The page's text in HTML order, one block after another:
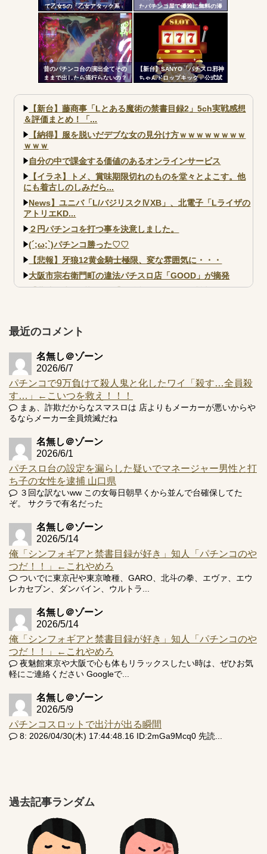
て乙女5の「乙女アタック系」
「繚乱の刻系」の連続演出信頼
度が公開される！みんなの体感
と比べてどうよ？
たパチンコ屋で優雅に無料の漫
画を楽しむｗｗｗｗ
昔のパチンコ台の演出全てその
ままで出したら流行らないの？
【新台】SANYO「パチスロ邪神
ちゃんドロップキック」公式試
いなｗｗｗ
【新台】藤商事「Lとある魔術の禁書目録2」5ch実戦感想
＆評価まとめ！「...
【納得】服を脱いだデブな女の見分け方ｗｗｗｗｗｗｗｗ
ｗｗｗ
自分の中で課金する価値のあるオンラインサービス
【イラネ】トメ、賞味期限切れのものを堂々とよこす。他
にも着古しのしみだら...
News】ユニバ「L/バジリスクⅣXB」、北電子「Lライザの
アトリエKD...
２円パチンコを打つ事を決意しました。
(´;ω;`)パチンコ勝った♡♡
【悲報】牙狼12黄金騎士極限、変な雰囲気に・・・
大阪市宗右衛門町の違法パチスロ店「GOOD」が摘発
プ報告あり！弱予告...
井の軽い絆？
Powered by livedoor 相互RSS
最近のコメント
名無し＠ゾーン
2026/6/7
パチンコで9万負けて殺人鬼と化したワイ「殺す…全員殺
す…」←こいつを救え！！！
まぁ、詐欺だからなスマスロは 店よりもメーカーが悪いからや
るならメーカー全員焼滅だね
名無し＠ゾーン
2026/6/1
パチスロ台の設定を漏らした疑いでマネージャー男性と打
ち子の女性を逮捕 山口県
３回な訳ないww この女毎日朝早くから並んで台確保してた
ぞ。 サクラで有名だった
名無し＠ゾーン
2026/5/14
俺「シンフォギアと禁書目録が好き」知人「パチンコのや
つだ！！」←これやめろ
ついでに東京卍や東京喰種、GARO、北斗の拳、エヴァ、エウ
レカセブン、ダンバイン、ウルトラ...
名無し＠ゾーン
2026/5/14
俺「シンフォギアと禁書目録が好き」知人「パチンコのや
つだ！！」←これやめろ
夜魅館東京や大阪で心も体もリラックスしたい時は、ぜひお気
軽にご連絡ください Googleで...
名無し＠ゾーン
2026/5/9
パチンコスロットで出汁が出る瞬間
8: 2026/04/30(木) 17:44:48.16 ID:2mGa9Mcq0 先読...
過去記事ランダム